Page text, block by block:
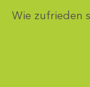
Wie zufrieden